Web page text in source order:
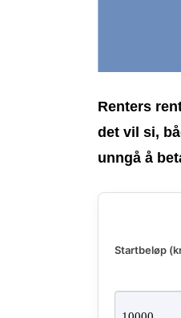
Renters
det vil si,
unngå å
Startbeløp